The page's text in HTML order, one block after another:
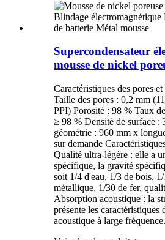
Supercondensateur
mousse de nickel
Caractéristiques des pores
Taille des pores : 0,2 mm
PPI) Porosité : 98 % Taux
≥ 98 % Densité de surface :
géométrie : 960 mm x
sur demande
Qualité ultra-légère : elle a
spécifique, la gravité
soit 1/4 d'eau, 1/3 de bois,
métallique, 1/30 de fer,
Absorption acoustique : la
présente les caractéristiques
acoustique à large